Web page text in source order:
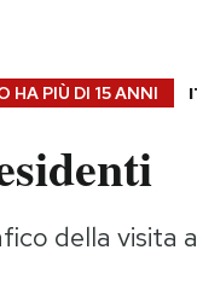
HA PIÙ DI 15 ANNI
della visita